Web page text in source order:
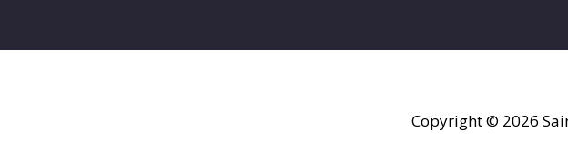
Copyright © 2026